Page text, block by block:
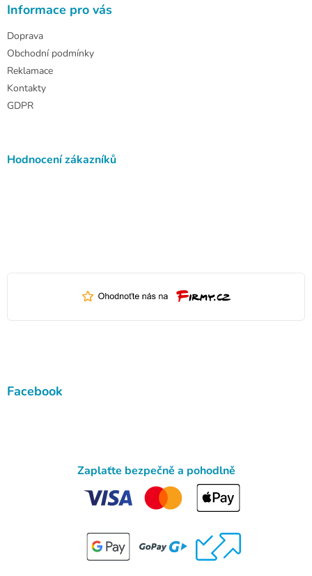
Informace pro vás
Doprava
Obchodní podmínky
Reklamace
Kontakty
GDPR
Hodnocení zákazníků
Facebook
Zaplaťte bezpečně a pohodlně